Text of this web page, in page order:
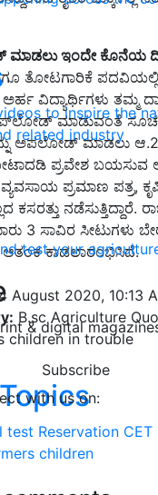
to inspire the
related industry
test your
& digital
Subscribe
with us on:
ಇಂದೇ ಕೊನೆಯ
ತೋಟಗಾರಿಕೆ
ವಿದ್ಯಾರ್ಥಿಗಳು ತಮ್ಮ
ಮಾಡುವಂತೆ
ಅಪಲೋಡ್‌ ಮಾಡಲು
ಪ್ರವೇಶ ಬಯಸುವ
ವ್ಯವಸಾಯ ಪ್ರಮಾಣ ಪತ್ರ,
ನಡೆಸುತ್ತಿದ್ದಾರೆ.
3 ಸಾವಿರ ಸೀಟುಗಳು
ಆತಂಕ ಕಾಡಲಾರಂಭಿಸಿದೆ.
August 2020, 10:13
B.sc Agriculture
children in trouble
test Reservation CET
children